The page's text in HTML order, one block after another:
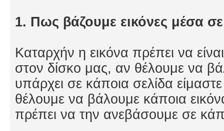
1. Πως βάζουμε εικόνες μέσα
Καταρχήν η εικόνα πρέπει να
στον δίσκο μας, αν θέλουμε να
υπάρχει σε κάποια σελίδα
θέλουμε να βάλουμε κάποια
πρέπει να την ανεβάσουμε σε